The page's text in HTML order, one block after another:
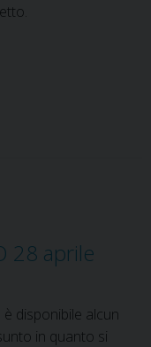
28 aprile
è disponibile alcun
in quanto si